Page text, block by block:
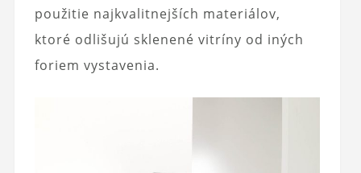
použitie najkvalitnejších materiálov,
ktoré odlišujú sklenené vitríny od iných
foriem vystavenia.